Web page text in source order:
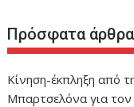
Πρόσφατα άρθρα
Κίνηση-έκπληξη από
Μπαρτσελόνα για